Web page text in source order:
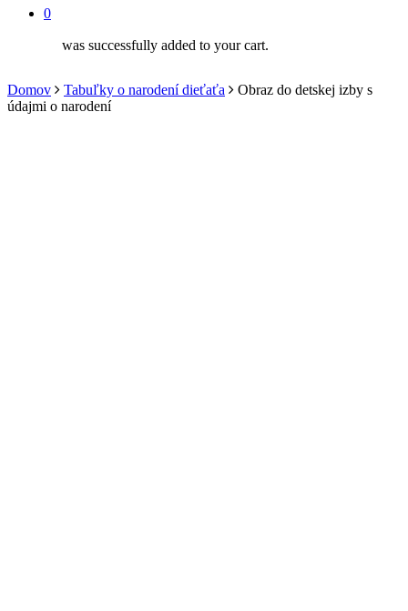
0
was successfully added to your cart.
Domov Tabuľky o narodení dieťaťa
Obraz do detskej izby s
údajmi o narodení